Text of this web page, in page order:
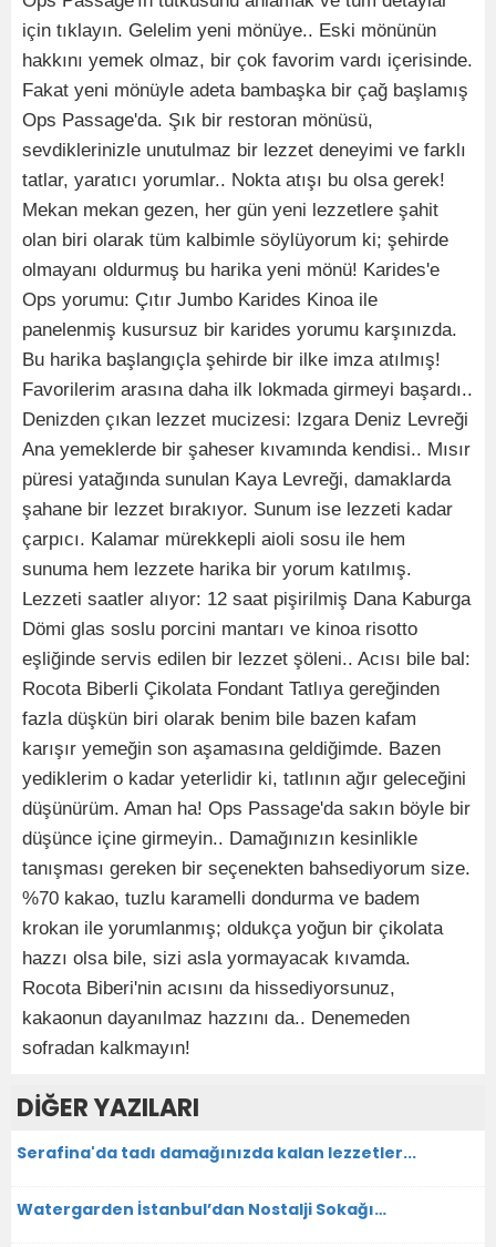
için tıklayın. Gelelim yeni mönüye.. Eski mönünün
hakkını yemek olmaz, bir çok favorim vardı içerisinde.
Fakat yeni mönüyle adeta bambaşka bir çağ başlamış
Ops Passage'da. Şık bir restoran mönüsü,
sevdiklerinizle unutulmaz bir lezzet deneyimi ve farklı
tatlar, yaratıcı yorumlar.. Nokta atışı bu olsa gerek!
Mekan mekan gezen, her gün yeni lezzetlere şahit
olan biri olarak tüm kalbimle söylüyorum ki; şehirde
olmayanı oldurmuş bu harika yeni mönü! Karides'e
Ops yorumu: Çıtır Jumbo Karides Kinoa ile
panelenmiş kusursuz bir karides yorumu karşınızda.
Bu harika başlangıçla şehirde bir ilke imza atılmış!
Favorilerim arasına daha ilk lokmada girmeyi başardı..
Denizden çıkan lezzet mucizesi: Izgara Deniz Levreği
Ana yemeklerde bir şaheser kıvamında kendisi.. Mısır
püresi yatağında sunulan Kaya Levreği, damaklarda
şahane bir lezzet bırakıyor. Sunum ise lezzeti kadar
çarpıcı. Kalamar mürekkepli aioli sosu ile hem
sunuma hem lezzete harika bir yorum katılmış.
Lezzeti saatler alıyor: 12 saat pişirilmiş Dana Kaburga
Dömi glas soslu porcini mantarı ve kinoa risotto
eşliğinde servis edilen bir lezzet şöleni.. Acısı bile bal:
Rocota Biberli Çikolata Fondant Tatlıya gereğinden
fazla düşkün biri olarak benim bile bazen kafam
karışır yemeğin son aşamasına geldiğimde. Bazen
yediklerim o kadar yeterlidir ki, tatlının ağır geleceğini
düşünürüm. Aman ha! Ops Passage'da sakın böyle bir
düşünce içine girmeyin.. Damağınızın kesinlikle
tanışması gereken bir seçenekten bahsediyorum size.
%70 kakao, tuzlu karamelli dondurma ve badem
krokan ile yorumlanmış; oldukça yoğun bir çikolata
hazzı olsa bile, sizi asla yormayacak kıvamda.
Rocota Biberi'nin acısını da hissediyorsunuz,
kakaonun dayanılmaz hazzını da.. Denemeden
sofradan kalkmayın!
DİĞER YAZILARI
Serafina'da tadı damağınızda kalan lezzetler...
Watergarden İstanbul’dan Nostalji Sokağı…